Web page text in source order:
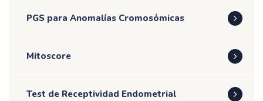
PGS para Anomalías Cromosómicas
Mitoscore
Test de Receptividad Endometrial